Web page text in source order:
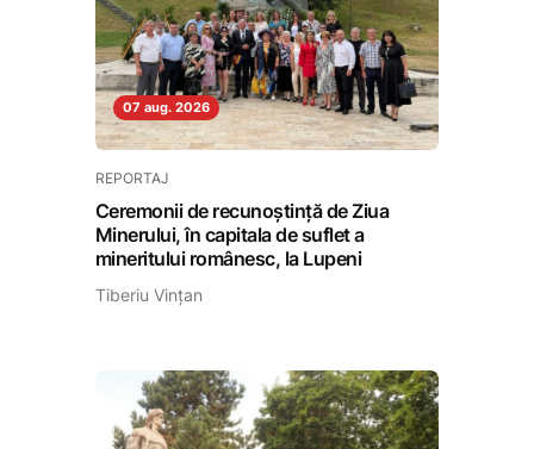
07 aug. 2026
REPORTAJ
Ceremonii de recunoștință de Ziua
Minerului, în capitala de suflet a
mineritului românesc, la Lupeni
Tiberiu Vințan